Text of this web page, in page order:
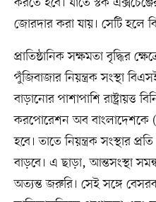
জোরদার করা যায়। সেটি হলে
প্রাতিষ্ঠানিক সক্ষমতা বৃদ্ধির
পুঁজিবাজার নিয়ন্ত্রক সংস্থা
বাড়ানোর পাশাপাশি রাষ্ট্রায়ত্ত
করপোরেশন অব বাংলাদেশকে
হবে। তাতে নিয়ন্ত্রক সংস্থার
বাড়বে। এ ছাড়া, আন্তসংস্থা
অত্যন্ত জরুরি। সেই সঙ্গে